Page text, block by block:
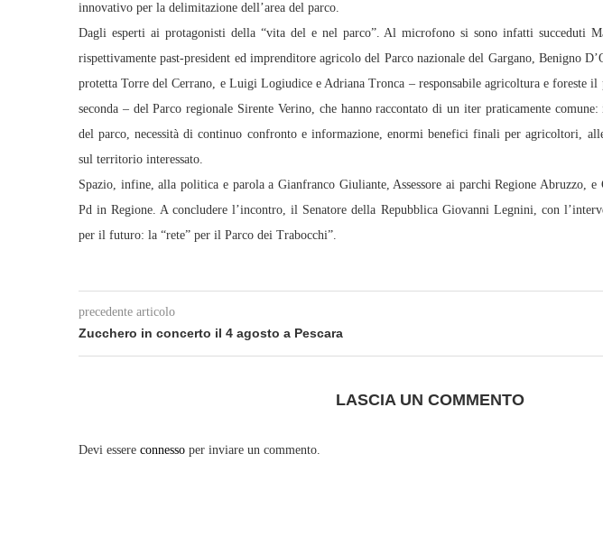
innovativo per la delimitazione dell’area del parco.
Dagli esperti ai protagonisti della “vita del e nel parco”. Al microfono si sono infatti succeduti
rispettivamente past-president ed imprenditore agricolo del Parco nazionale del Gargano, Benigno
protetta Torre del Cerrano, e Luigi Logiudice e Adriana Tronca – responsabile agricoltura e foreste
seconda – del Parco regionale Sirente Verino, che hanno raccontato di un iter praticamente
del parco, necessità di continuo confronto e informazione, enormi benefici finali per agricoltori,
sul territorio interessato.
Spazio, infine, alla politica e parola a Gianfranco Giuliante, Assessore ai parchi Regione Abruzzo, e
Pd in Regione. A concludere l’incontro, il Senatore della Repubblica Giovanni Legnini, con
per il futuro: la “rete” per il Parco dei Trabocchi”.
precedente articolo
Zucchero in concerto il 4 agosto a Pescara
LASCIA UN COMMENTO
Devi essere connesso per inviare un commento.